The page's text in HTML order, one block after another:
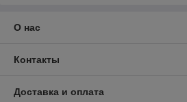
О нас
Контакты
Доставка и оплата